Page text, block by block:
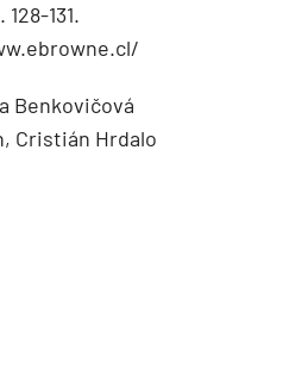
131.
Benkovičová
Cristián Hrdalo